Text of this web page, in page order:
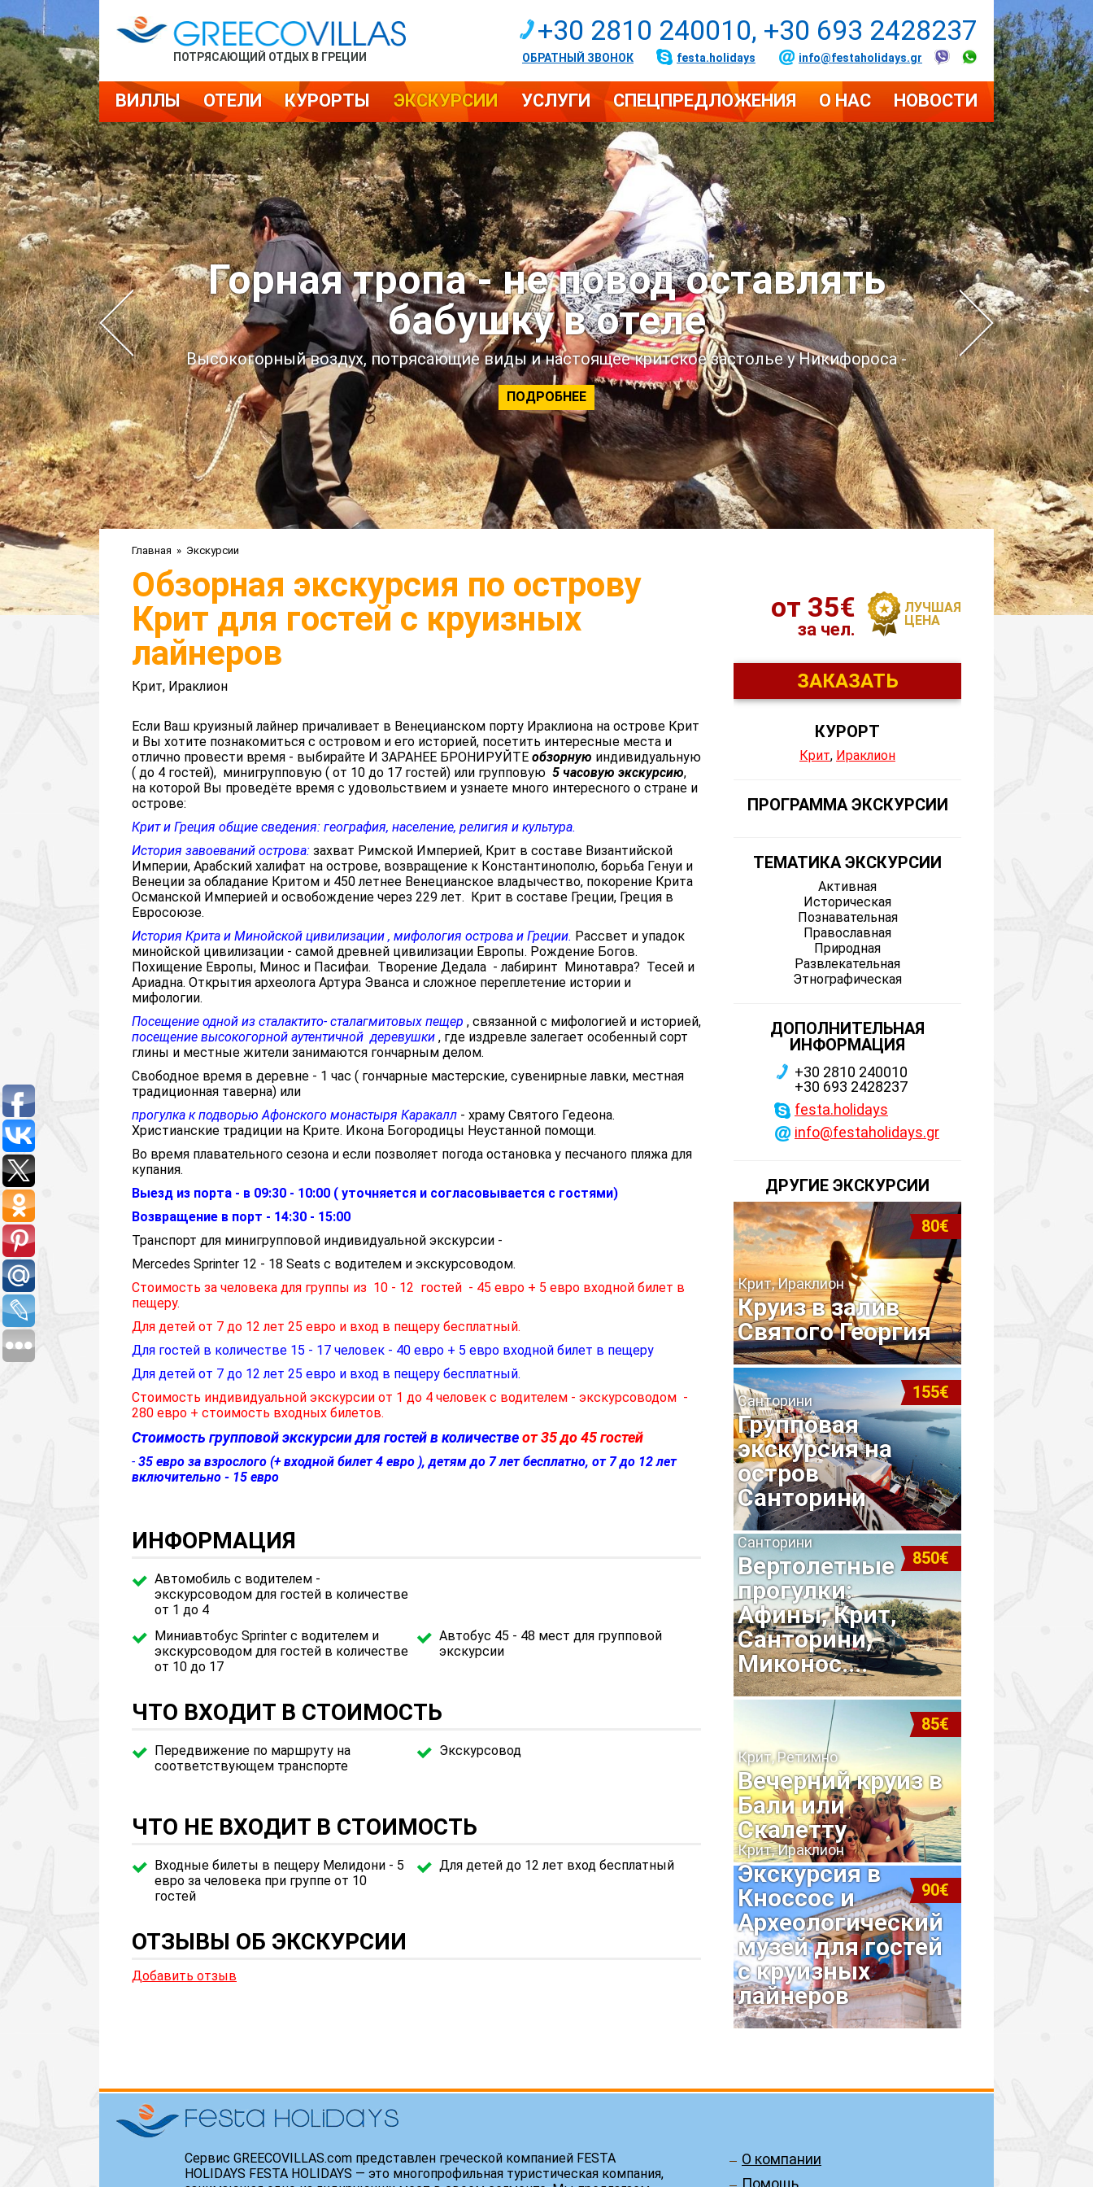
ПОТРЯСАЮЩИЙ ОТДЫХ В ГРЕЦИИ
+30 2810 240010, +30 693 2428237
ОБРАТНЫЙ ЗВОНОК festa.holidays info@festaholidays.gr
ВИЛЛЫ ОТЕЛИ КУРОРТЫ ЭКСКУРСИИ УСЛУГИ СПЕЦПРЕДЛОЖЕНИЯ О НАС НОВОСТИ
Горная тропа - не повод оставлять
бабушку в отеле
Высокогорный воздух, потрясающие виды и настоящее критское застолье у Никифороса -
ПОДРОБНЕЕ
Главная » Экскурсии
Обзорная экскурсия по острову
Крит для гостей с круизных
лайнеров
Крит, Ираклион
Если Ваш круизный лайнер причаливает в Венецианском порту Ираклиона на острове Крит
и Вы хотите познакомиться с островом и его историей, посетить интересные места и
отлично провести время - выбирайте И ЗАРАНЕЕ БРОНИРУЙТЕ обзорную индивидуальную
( до 4 гостей), минигрупповую ( от 10 до 17 гостей) или групповую 5 часовую экскурсию,
на которой Вы проведёте время с удовольствием и узнаете много интересного о стране и
острове:
Крит и Греция общие сведения: география, население, религия и культура.
История завоеваний острова: захват Римской Империей, Крит в составе Византийской
Империи, Арабский халифат на острове, возвращение к Константинополю, борьба Генуи и
Венеции за обладание Критом и 450 летнее Венецианское владычество, покорение Крита
Османской Империей и освобождение через 229 лет. Крит в составе Греции, Греция в
Евросоюзе.
История Крита и Минойской цивилизации , мифология острова и Греции. Рассвет и упадок
минойской цивилизации - самой древней цивилизации Европы. Рождение Богов.
Похищение Европы, Минос и Пасифаи. Творение Дедала - лабиринт Минотавра? Тесей и
Ариадна. Открытия археолога Артура Эванса и сложное переплетение истории и
мифологии.
Посещение одной из сталактито- сталагмитовых пещер , связанной с мифологией и историей,
посещение высокогорной аутентичной деревушки , где издревле залегает особенный сорт
глины и местные жители занимаются гончарным делом.
Свободное время в деревне - 1 час ( гончарные мастерские, сувенирные лавки, местная
традиционная таверна) или
прогулка к подворью Афонского монастыря Каракалл - храму Святого Гедеона.
Христианские традиции на Крите. Икона Богородицы Неустанной помощи.
Во время плавательного сезона и если позволяет погода остановка у песчаного пляжа для
купания.
Выезд из порта - в 09:30 - 10:00 ( уточняется и согласовывается с гостями)
Возвращение в порт - 14:30 - 15:00
Транспорт для минигрупповой индивидуальной экскурсии -
Mercedes Sprinter 12 - 18 Seats с водителем и экскурсоводом.
Стоимость за человека для группы из 10 - 12 гостей - 45 евро + 5 евро входной билет в
пещеру.
Для детей от 7 до 12 лет 25 евро и вход в пещеру бесплатный.
Для гостей в количестве 15 - 17 человек - 40 евро + 5 евро входной билет в пещеру
Для детей от 7 до 12 лет 25 евро и вход в пещеру бесплатный.
Стоимость индивидуальной экскурсии от 1 до 4 человек с водителем - экскурсоводом -
280 евро + стоимость входных билетов.
Стоимость групповой экскурсии для гостей в количествеот 35 до 45 гостей
- 35 евро за взрослого (+ входной билет 4 евро ), детям до 7 лет бесплатно, от 7 до 12 лет
включительно - 15 евро
ИНФОРМАЦИЯ
Автомобиль с водителем -
экскурсоводом для гостей в количестве
от 1 до 4
Миниавтобус Sprinter с водителем и
экскурсоводом для гостей в количестве
от 10 до 17
Автобус 45 - 48 мест для групповой
экскурсии
ЧТО ВХОДИТ В СТОИМОСТЬ
Передвижение по маршруту на
соответствующем транспорте
Экскурсовод
ЧТО НЕ ВХОДИТ В СТОИМОСТЬ
Входные билеты в пещеру Мелидони - 5
евро за человека при группе от 10
гостей
Для детей до 12 лет вход бесплатный
ОТЗЫВЫ ОБ ЭКСКУРСИИ
Добавить отзыв
от 35€
за чел.
ЛУЧШАЯ
ЦЕНА
ЗАКАЗАТЬ
КУРОРТ
Крит, Ираклион
ПРОГРАММА ЭКСКУРСИИ
ТЕМАТИКА ЭКСКУРСИИ
Активная
Историческая
Познавательная
Православная
Природная
Развлекательная
Этнографическая
ДОПОЛНИТЕЛЬНАЯ
ИНФОРМАЦИЯ
+30 2810 240010
+30 693 2428237
festa.holidays
info@festaholidays.gr
ДРУГИЕ ЭКСКУРСИИ
80€
Крит, Ираклион
Круиз в залив
Святого Георгия
155€
Санторини
Групповая
экскурсия на
остров
Санторини
850€
Санторини
Вертолетные
прогулки:
Афины, Крит,
Санторини,
Миконос....
85€
Крит, Ретимно
Вечерний круиз в
Бали или
Скалетту
90€
Крит, Ираклион
Экскурсия в
Кноссос и
Археологический
музей для гостей
с круизных
лайнеров
Сервис GREECOVILLAS.com представлен греческой компанией FESTA
HOLIDAYS FESTA HOLIDAYS — это многопрофильная туристическая компания,
О компании
Помощь